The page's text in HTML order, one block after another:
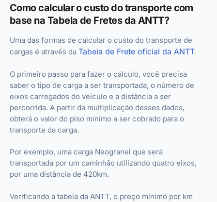
Como calcular o custo do transporte com
base na Tabela de Fretes da ANTT?
Uma das formas de calcular o custo do transporte de
cargas é através da Tabela de Frete oficial da ANTT.
O primeiro passo para fazer o cálculo, você precisa
saber o tipo de carga a ser transportada, o número de
eixos carregados do veículo e a distância a ser
percorrida. A partir da multiplicação desses dados,
obterá o valor do piso mínimo a ser cobrado para o
transporte da carga.
Por exemplo, uma carga Neogranel que será
transportada por um caminhão utilizando quatro eixos,
por uma distância de 420km.
Verificando a tabela da ANTT, o preço mínimo por km